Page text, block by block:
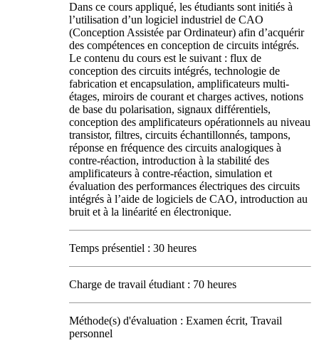
Dans ce cours appliqué, les étudiants sont initiés à
l’utilisation d’un logiciel industriel de CAO
(Conception Assistée par Ordinateur) afin d’acquérir
des compétences en conception de circuits intégrés.
Le contenu du cours est le suivant : flux de
conception des circuits intégrés, technologie de
fabrication et encapsulation, amplificateurs multi-
étages, miroirs de courant et charges actives, notions
de base du polarisation, signaux différentiels,
conception des amplificateurs opérationnels au niveau
transistor, filtres, circuits échantillonnés, tampons,
réponse en fréquence des circuits analogiques à
contre-réaction, introduction à la stabilité des
amplificateurs à contre-réaction, simulation et
évaluation des performances électriques des circuits
intégrés à l’aide de logiciels de CAO, introduction au
bruit et à la linéarité en électronique.
Temps présentiel : 30 heures
Charge de travail étudiant : 70 heures
Méthode(s) d'évaluation : Examen écrit, Travail
personnel